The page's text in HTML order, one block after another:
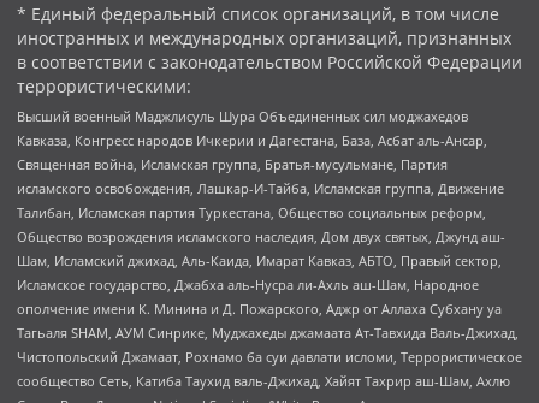
* Единый федеральный список организаций, в том числе
иностранных и международных организаций, признанных
в соответствии с законодательством Российской Федерации
террористическими:
Высший военный Маджлисуль Шура Объединенных сил моджахедов
Кавказа, Конгресс народов Ичкерии и Дагестана, База, Асбат аль-Ансар,
Священная война, Исламская группа, Братья-мусульмане, Партия
исламского освобождения, Лашкар-И-Тайба, Исламская группа, Движение
Талибан, Исламская партия Туркестана, Общество социальных реформ,
Общество возрождения исламского наследия, Дом двух святых, Джунд аш-
Шам, Исламский джихад, Аль-Каида, Имарат Кавказ, АБТО, Правый сектор,
Исламское государство, Джабха аль-Нусра ли-Ахль аш-Шам, Народное
ополчение имени К. Минина и Д. Пожарского, Аджр от Аллаха Субхану уа
Тагьаля SHAM, АУМ Синрике, Муджахеды джамаата Ат-Тавхида Валь-Джихад,
Чистопольский Джамаат, Рохнамо ба суи давлати исломи, Террористическое
сообщество Сеть, Катиба Таухид валь-Джихад, Хайят Тахрир аш-Шам, Ахлю